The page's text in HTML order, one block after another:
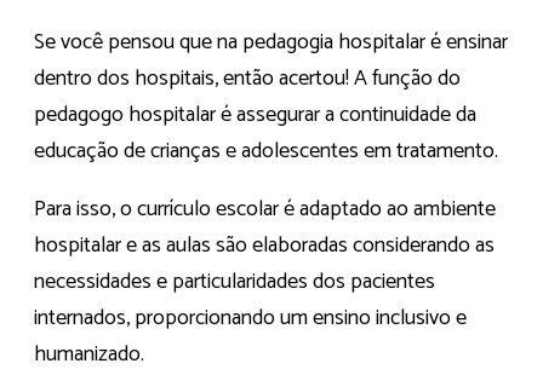
Se você pensou que na pedagogia hospitalar é ensinar
dentro dos hospitais, então acertou! A função do
pedagogo hospitalar é assegurar a continuidade da
educação de crianças e adolescentes em tratamento.
Para isso, o currículo escolar é adaptado ao ambiente
hospitalar e as aulas são elaboradas considerando as
necessidades e particularidades dos pacientes
internados, proporcionando um ensino inclusivo e
humanizado.